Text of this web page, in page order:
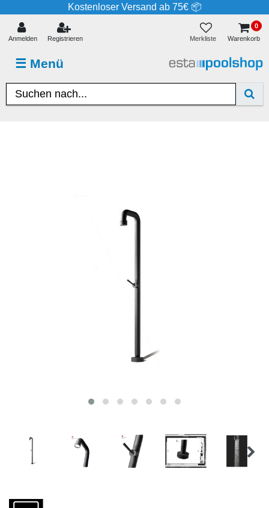
Kostenloser Versand ab 75€ 📦
☰ Menü
Anmelden Registrieren Merkliste
0
Warenkorb